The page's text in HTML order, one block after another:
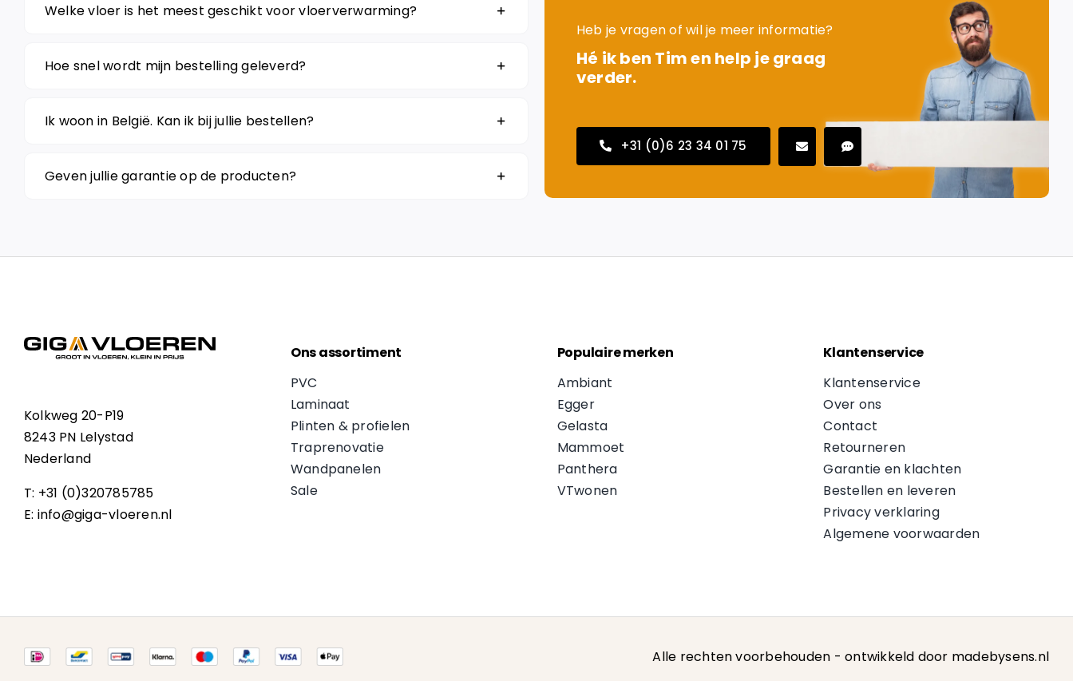
Welke vloer is het meest geschikt voor vloerverwarming?
Hoe snel wordt mijn bestelling geleverd?
Ik woon in België. Kan ik bij jullie bestellen?
Geven jullie garantie op de producten?
Heb je vragen of wil je meer informatie?
Hé ik ben Tim en help je graag
verder.
+31 (0)6 23 34 01 75
Kolkweg 20-P19
8243 PN Lelystad
Nederland
T: +31 (0)320785785
E: info@giga-vloeren.nl
Ons assortiment
PVC
Laminaat
Plinten & profielen
Traprenovatie
Wandpanelen
Sale
Populaire merken
Ambiant
Egger
Gelasta
Mammoet
Panthera
VTwonen
Klantenservice
Klantenservice
Over ons
Contact
Retourneren
Garantie en klachten
Bestellen en leveren
Privacy verklaring
Algemene voorwaarden
Alle rechten voorbehouden -ontwikkeld door madebysens.nl